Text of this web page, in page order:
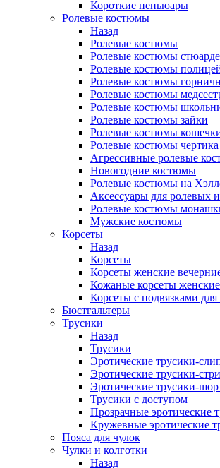
Короткие пеньюары
Ролевые костюмы
Назад
Ролевые костюмы
Ролевые костюмы
Ролевые костюмы
Ролевые костюмы
Ролевые костюмы
Ролевые костюмы
Ролевые костюмы зайки
Ролевые костюмы
Ролевые костюмы чертика
Агрессивные ролевые
Новогодние костюмы
Ролевые костюмы на
Аксессуары для ролевых
Ролевые костюмы
Мужские костюмы
Корсеты
Назад
Корсеты
Корсеты женские
Кожаные корсеты женские
Корсеты с подвязками для
Бюстгальтеры
Трусики
Назад
Трусики
Эротические трусики-
Эротические трусики-
Эротические трусики-
Трусики с доступом
Прозрачные эротические
Кружевные эротические
Пояса для чулок
Чулки и колготки
Назад